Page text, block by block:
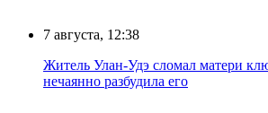
7 августа, 12:38
Житель Улан-Удэ сломал матери
нечаянно разбудила его